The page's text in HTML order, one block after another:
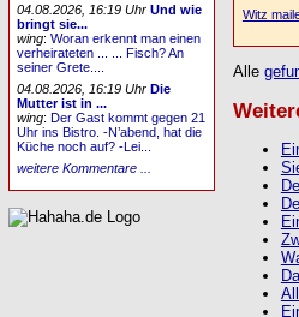
Witz
Alle
04.08.2026, 16:19 Uhr Und wie
bringt sie...
wing:Woran erkennt man einen
verheirateten ... ... Fisch? An
seiner Grete....
04.08.2026, 16:19 Uhr Die
Mutter ist in ...
wing:Der Gast kommt gegen 21
Uhr ins Bistro. -N’abend, hat die
Küche noch auf? -Lei...
weitere Kommentare ...